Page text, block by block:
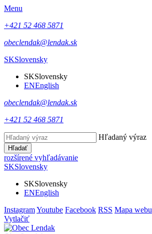
Menu
+421 52 468 5871
obeclendak@lendak.sk
SKSlovensky
SKSlovensky
ENEnglish
obeclendak@lendak.sk
+421 52 468 5871
Hľadaný výraz
Hľadať
rozšírené vyhľadávanie
SKSlovensky
SKSlovensky
ENEnglish
InstagramYoutube Facebook RSS Mapa webu
Vytlačiť